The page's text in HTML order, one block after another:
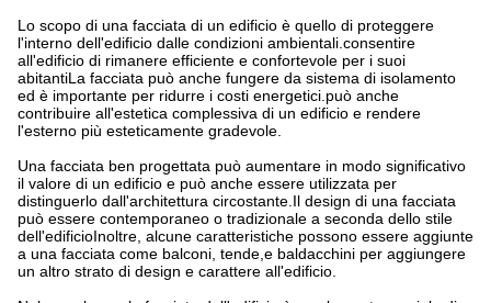
Lo scopo di una facciata di un edificio è quello di proteggere
l'interno dell'edificio dalle condizioni ambientali.consentire
all'edificio di rimanere efficiente e confortevole per i suoi
abitantiLa facciata può anche fungere da sistema di isolamento
ed è importante per ridurre i costi energetici.può anche
contribuire all'estetica complessiva di un edificio e rendere
l'esterno più esteticamente gradevole.
Una facciata ben progettata può aumentare in modo significativo
il valore di un edificio e può anche essere utilizzata per
distinguerlo dall'architettura circostante.Il design di una facciata
può essere contemporaneo o tradizionale a seconda dello stile
dell'edificioInoltre, alcune caratteristiche possono essere aggiunte
a una facciata come balconi, tende,e baldacchini per aggiungere
un altro strato di design e carattere all'edificio.